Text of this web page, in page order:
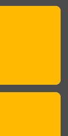
a new window